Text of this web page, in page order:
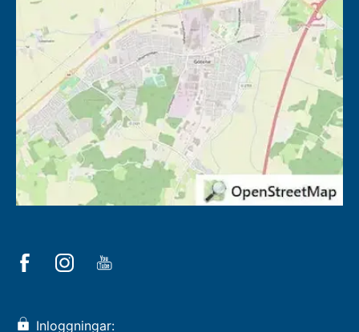
Inloggningar: